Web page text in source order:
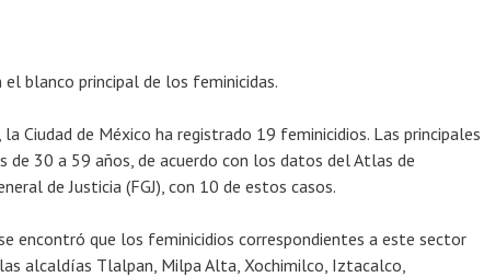
blanco principal de los feminicidas.
Ciudad de México ha registrado 19 feminicidios. Las principales
30 a 59 años, de acuerdo con los datos del Atlas de
de Justicia (FGJ), con 10 de estos casos.
encontró que los feminicidios correspondientes a este sector
alcaldías Tlalpan, Milpa Alta, Xochimilco, Iztacalco,